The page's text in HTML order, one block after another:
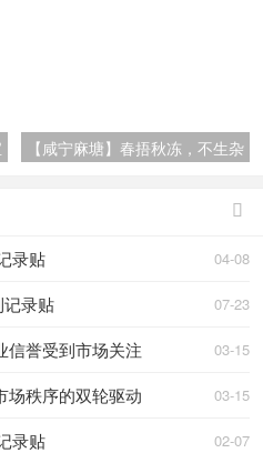
【咸宁麻塘】春捂秋冻，不生杂

04-08
录贴
07-23
记录贴
03-15
信誉受到市场关注
03-15
场秩序的双轮驱动
02-07
录贴